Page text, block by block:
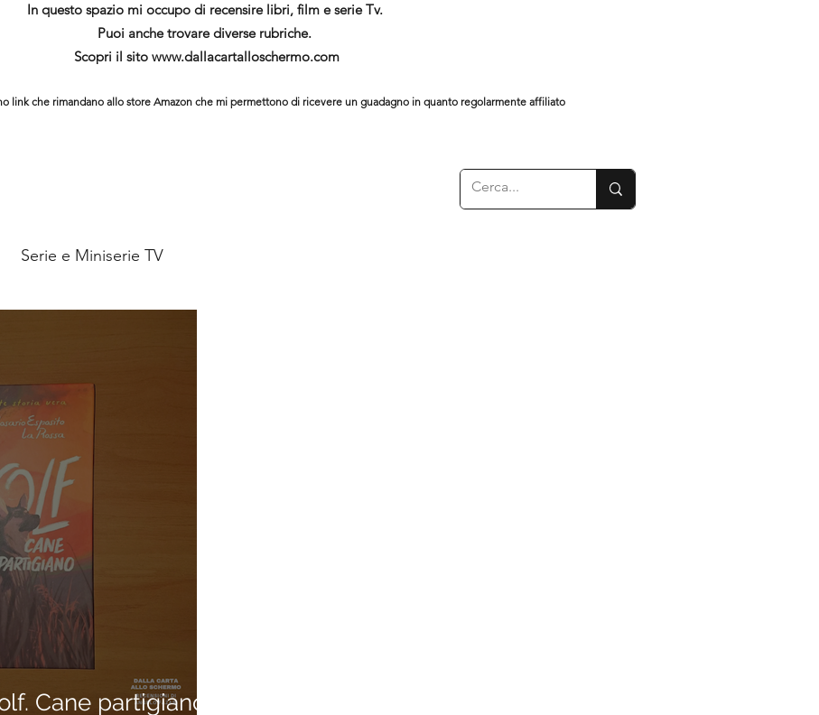
In questo spazio mi occupo di recensire libri, film e serie Tv.
Puoi anche trovare diverse rubriche.
Scopri il sito www.dallacartalloschermo.com
link che rimandano allo store Amazon che mi permettono di ricevere un guadagno in quanto regolarmente affiliato
Serie e Miniserie TV
Cane partigiano.